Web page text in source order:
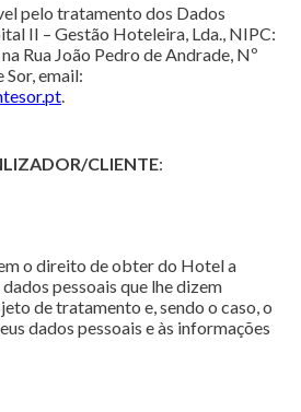
pelo tratamento dos Dados
II – Gestão Hoteleira, Lda., NIPC:
Rua João Pedro de Andrade, Nº
email:
CLIENTE:
o direito de obter do Hotel a
pessoais que lhe dizem
de tratamento e, sendo o caso, o
dados pessoais e às informações